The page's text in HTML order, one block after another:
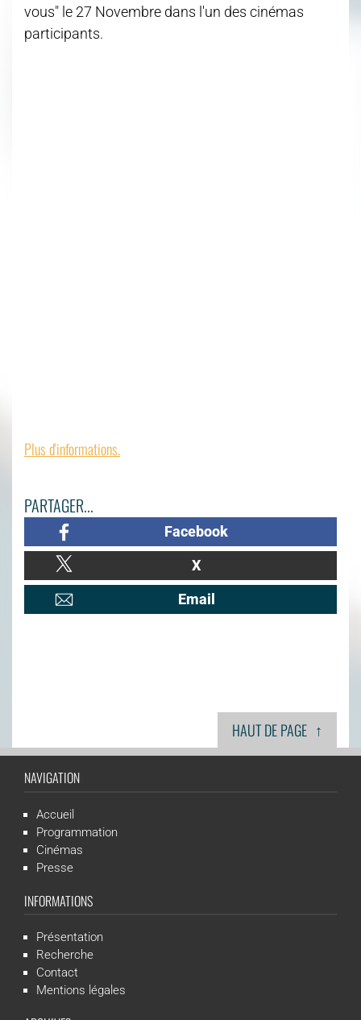
vous" le 27 Novembre dans l'un des cinémas
participants.
Plus d'informations.
PARTAGER...
Facebook
X
Email
HAUT DE PAGE ↑
NAVIGATION
Accueil
Programmation
Cinémas
Presse
INFORMATIONS
Présentation
Recherche
Contact
Mentions légales